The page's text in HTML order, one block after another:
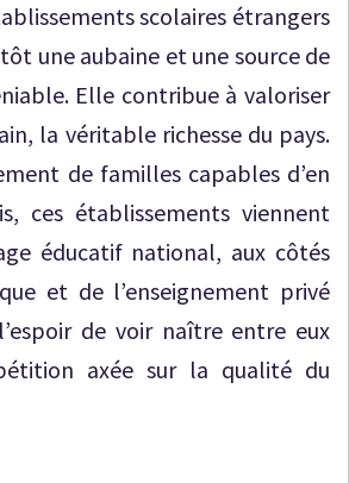
scolaires étrangers
une aubaine et une source de
Elle contribue à valoriser
la véritable richesse du pays.
de familles capables d’en
ces établissements viennent
éducatif national, aux côtés
et de l’enseignement privé
de voir naître entre eux
axée sur la qualité du